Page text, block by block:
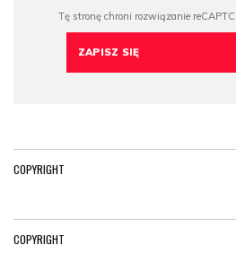
COPYRIGHT
COPYRIGHT